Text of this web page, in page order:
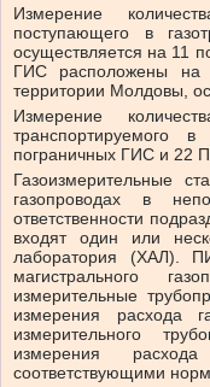
Измерение
поступающего в
осуществляется на 11
ГИС расположены
территории Молдовы,
Измерение
транспортируемого
пограничных ГИС и 22
Газоизмерительные
газопроводах в
ответственности
входят один или
лаборатория (ХАЛ).
магистрального
измерительные
измерения расхода
измерительного
измерения
соответствующими